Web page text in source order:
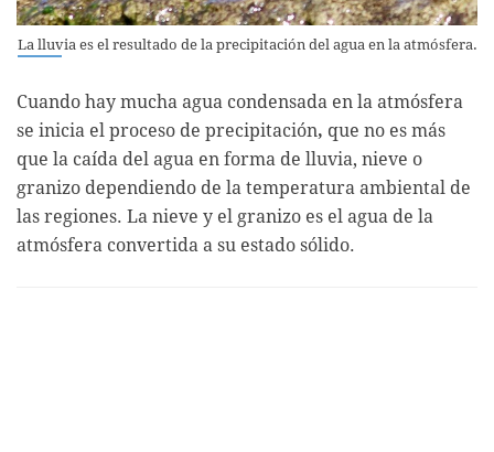
La lluvia es el resultado de la precipitación del agua en la atmósfera.
Cuando hay mucha agua condensada en la atmósfera
se inicia el proceso de precipitación, que no es más
que la caída del agua en forma de lluvia, nieve o
granizo dependiendo de la temperatura ambiental de
las regiones. La nieve y el granizo es el agua de la
atmósfera convertida a su estado sólido.